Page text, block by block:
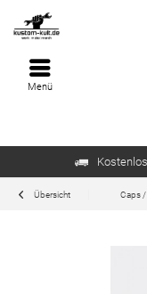
Menü
Übersicht Caps